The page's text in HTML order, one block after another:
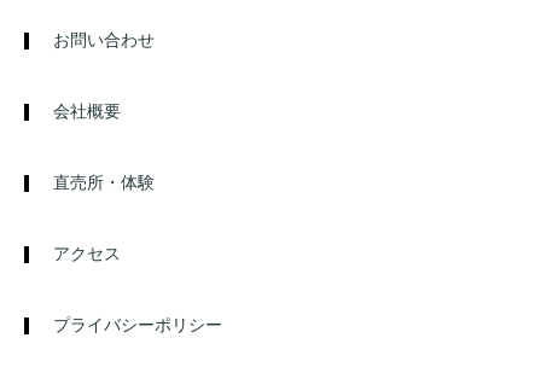
お問い合わせ
会社概要
直売所・体験
アクセス
プライバシーポリシー